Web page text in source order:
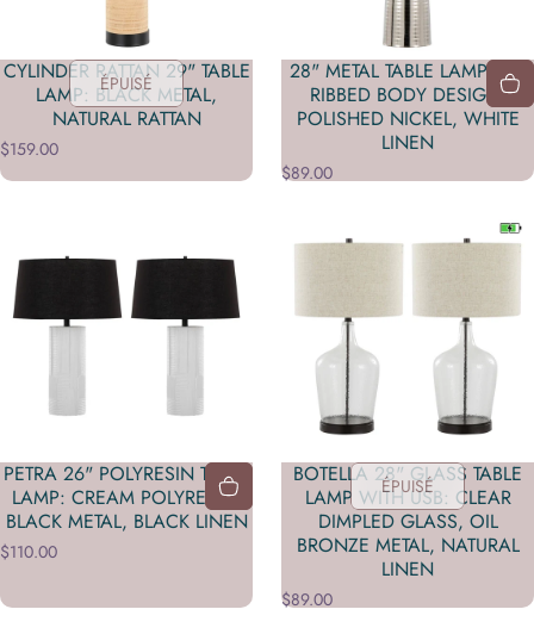
ÉPUISÉ
CYLINDER RATTAN 29" TABLE
LAMP: BLACK METAL,
NATURAL RATTAN
$159.00
28" METAL TABLE LAMPS FT.
RIBBED BODY DESIGN:
POLISHED NICKEL, WHITE
LINEN
$89.00
PETRA 26" POLYRESIN TABLE
LAMP: CREAM POLYRESIN,
BLACK METAL, BLACK LINEN
$110.00
ÉPUISÉ
BOTELLA 28" GLASS TABLE
LAMP WITH USB: CLEAR
DIMPLED GLASS, OIL
BRONZE METAL, NATURAL
LINEN
$89.00